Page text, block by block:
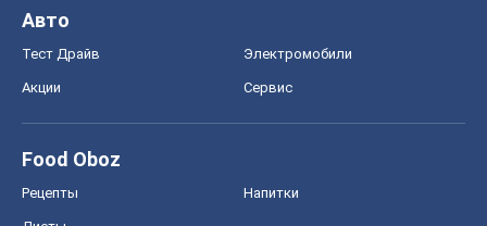
Авто
Тест Драйв Электромобили
Акции Сервис
Food Oboz
Рецепты Напитки